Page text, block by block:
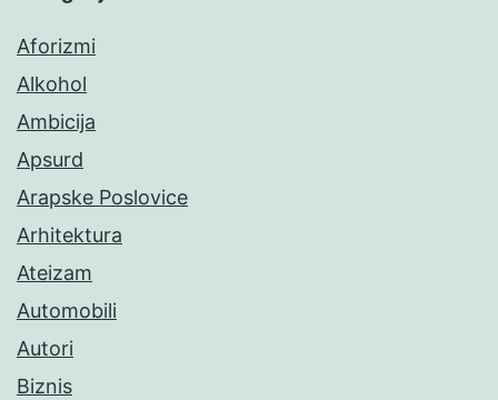
Aforizmi
Alkohol
Ambicija
Apsurd
Arapske Poslovice
Arhitektura
Ateizam
Automobili
Autori
Biznis